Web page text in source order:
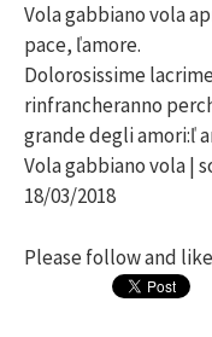
Vola gabbiano vola
pace, ľamore.
Dolorosissime
rinfrancheranno
grande degli amori:ľ
Vola gabbiano vola |
18/03/2018
Please follow and